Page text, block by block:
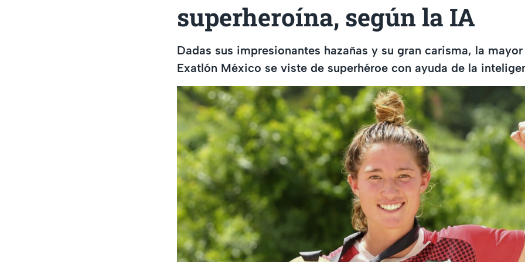
superheroína, según la IA
Dadas sus impresionantes hazañas y su gran carisma, la
Exatlón México se viste de superhéroe con ayuda de la